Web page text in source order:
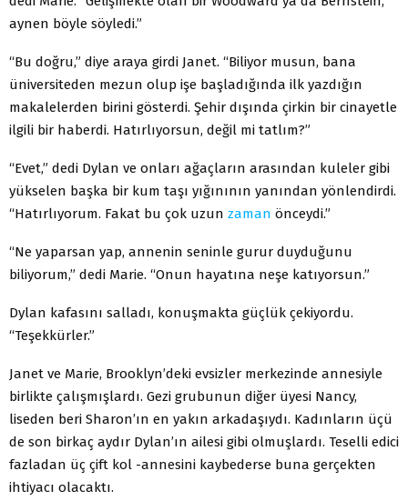
aynen böyle söyledi.”
“Bu doğru,” diye araya girdi Janet. “Biliyor musun, bana
üniversiteden mezun olup işe başladığında ilk yazdığın
makalelerden birini gösterdi. Şehir dışında çirkin bir cinayetle
ilgili bir haberdi. Hatırlıyorsun, değil mi tatlım?”
“Evet,” dedi Dylan ve onları ağaçların arasından kuleler gibi
yükselen başka bir kum taşı yığınının yanından yönlendirdi.
“Hatırlıyorum. Fakat bu çok uzun zaman önceydi.”
“Ne yaparsan yap, annenin seninle gurur duyduğunu
biliyorum,” dedi Marie. “Onun hayatına neşe katıyorsun.”
Dylan kafasını salladı, konuşmakta güçlük çekiyordu.
“Teşekkürler.”
Janet ve Marie, Brooklyn’deki evsizler merkezinde annesiyle
birlikte çalışmışlardı. Gezi grubunun diğer üyesi Nancy,
liseden beri Sharon’ın en yakın arkadaşıydı. Kadınların üçü
de son birkaç aydır Dylan’ın ailesi gibi olmuşlardı. Teselli edici
fazladan üç çift kol -annesini kaybederse buna gerçekten
ihtiyacı olacaktı.